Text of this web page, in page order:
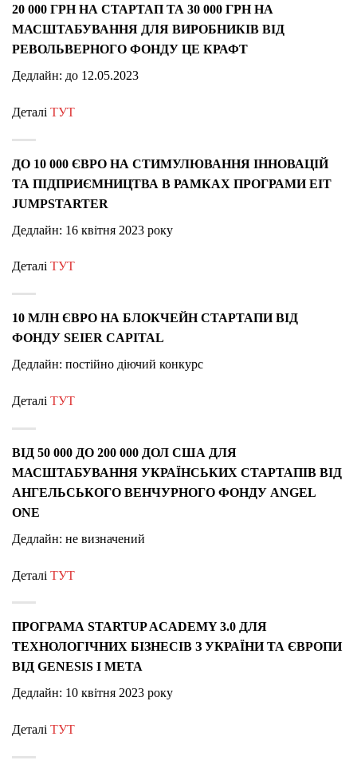
20 000 ГРН НА СТАРТАП ТА 30 000 ГРН НА
МАСШТАБУВАННЯ ДЛЯ ВИРОБНИКІВ ВІД
РЕВОЛЬВЕРНОГО ФОНДУ ЦЕ КРАФТ
Дедлайн: до 12.05.2023
Деталі ТУТ
ДО 10 000 ЄВРО НА СТИМУЛЮВАННЯ ІННОВАЦІЙ
ТА ПІДПРИЄМНИЦТВА В РАМКАХ ПРОГРАМИ EIT
JUMPSTARTER
Дедлайн: 16 квітня 2023 року
Деталі ТУТ
10 МЛН ЄВРО НА БЛОКЧЕЙН СТАРТАПИ ВІД
ФОНДУ SEIER CAPITAL
Дедлайн: постійно діючий конкурс
Деталі ТУТ
ВІД 50 000 ДО 200 000 ДОЛ США ДЛЯ
МАСШТАБУВАННЯ УКРАЇНСЬКИХ СТАРТАПІВ ВІД
АНГЕЛЬСЬКОГО ВЕНЧУРНОГО ФОНДУ ANGEL
ONE
Дедлайн: не визначений
Деталі ТУТ
ПРОГРАМА STARTUP ACADEMY 3.0 ДЛЯ
ТЕХНОЛОГІЧНИХ БІЗНЕСІВ З УКРАЇНИ ТА ЄВРОПИ
ВІД GENESIS І META
Дедлайн: 10 квітня 2023 року
Деталі ТУТ